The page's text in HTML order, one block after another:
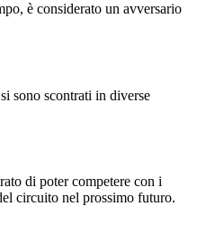
è considerato un avversario
sono scontrati in diverse
di poter competere con i
circuito nel prossimo futuro.